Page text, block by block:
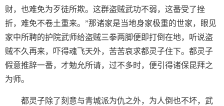
财，也难免为歹徒所欺。这群盗贼武功不弱，这番受了挫
折，难免不卷土重来。”那诸家是当地身家极重的世家，眼见
家中所聘的护院武师给盗贼三拳两脚便即打倒在地，听说盗
贼不久再来，吓得魂飞天外，苦苦哀求都灵子住下。都灵子
假意推辞一番，才勉允所请，过不多时，便引得诸保昆拜之
为师。
都灵子除了刻意与青城派为仇之外，为人倒也不坏，武